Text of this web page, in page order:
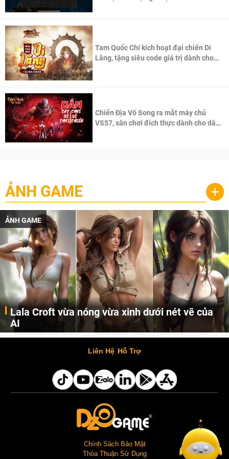
Tam Quốc Chí kích hoạt đại chiến Di
Lăng, tặng siêu code giá trị dành cho
Chiến Địa Vô Song ra mắt máy chủ
VS57, sân chơi đích thực dành cho dân
ẢNH GAME +
ẢNH GAME
Lala Croft vừa nóng vừa xinh dưới nét vẽ của
AI
Cùng đến với những hình ảnh Lala Croft của Tomb Raider dưới nét vẽ của AI. Một cô nàng xinh đẹp, nóng bỏng nhưng cũng rắn rỏi và mạnh mẽ.
Liên Hệ Hỗ Trợ
Chính Sách Bảo Mật
Thỏa Thuận Sử Dụng